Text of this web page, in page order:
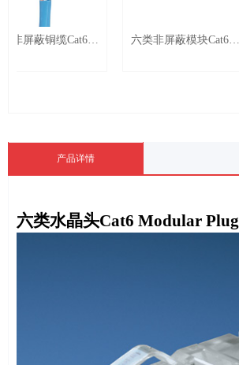
产品详情
六类水晶头Cat6 Modular Plug
蔽铜缆Cat6
六类非屏蔽模块Cat6